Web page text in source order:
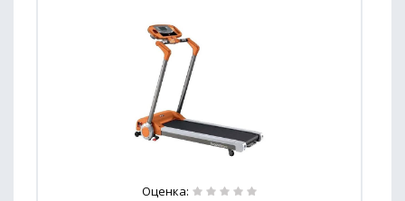
Оценка: